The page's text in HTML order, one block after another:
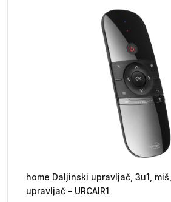
home Daljinski upravljač, 3u1,
upravljač – URCAIR1